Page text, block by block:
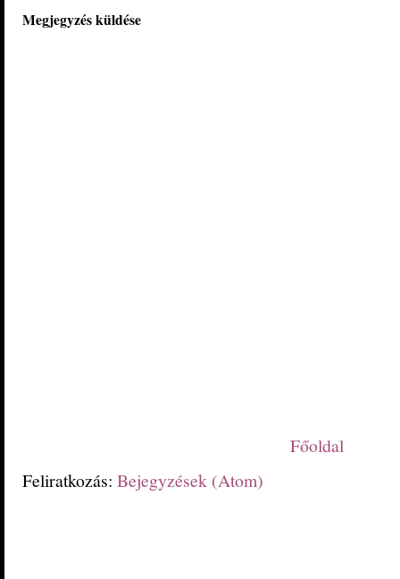
Megjegyzés küldése
Főoldal
Feliratkozás: Bejegyzések (Atom)